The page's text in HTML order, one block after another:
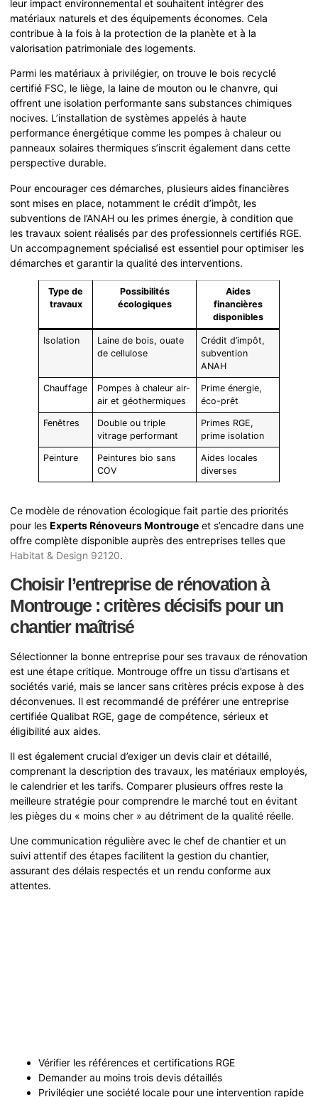
leur impact environnemental et souhaitent intégrer des
matériaux naturels et des équipements économes. Cela
contribue à la fois à la protection de la planète et à la
valorisation patrimoniale des logements.
Parmi les matériaux à privilégier, on trouve le bois recyclé
certifié FSC, le liège, la laine de mouton ou le chanvre, qui
offrent une isolation performante sans substances chimiques
nocives. L’installation de systèmes appelés à haute
performance énergétique comme les pompes à chaleur ou
panneaux solaires thermiques s’inscrit également dans cette
perspective durable.
Pour encourager ces démarches, plusieurs aides financières
sont mises en place, notamment le crédit d’impôt, les
subventions de l’ANAH ou les primes énergie, à condition que
les travaux soient réalisés par des professionnels certifiés RGE.
Un accompagnement spécialisé est essentiel pour optimiser les
démarches et garantir la qualité des interventions.
Type de
travaux
Possibilités
écologiques
Aides
financières
disponibles
Isolation
Laine de bois, ouate
de cellulose
Crédit d’impôt,
subvention
ANAH
Chauffage
Pompes à chaleur air-
air et géothermiques
Prime énergie,
éco-prêt
Fenêtres
Double ou triple
vitrage performant
Primes RGE,
prime isolation
Peinture
Peintures bio sans
COV
Aides locales
diverses
Ce modèle de rénovation écologique fait partie des priorités
pour les Experts Rénoveurs Montrouge et s’encadre dans une
offre complète disponible auprès des entreprises telles que
Habitat & Design 92120.
Choisir l’entreprise de rénovation à
Montrouge : critères décisifs pour un
chantier maîtrisé
Sélectionner la bonne entreprise pour ses travaux de rénovation
est une étape critique. Montrouge offre un tissu d’artisans et
sociétés varié, mais se lancer sans critères précis expose à des
déconvenues. Il est recommandé de préférer une entreprise
certifiée Qualibat RGE, gage de compétence, sérieux et
éligibilité aux aides.
Il est également crucial d’exiger un devis clair et détaillé,
comprenant la description des travaux, les matériaux employés,
le calendrier et les tarifs. Comparer plusieurs offres reste la
meilleure stratégie pour comprendre le marché tout en évitant
les pièges du « moins cher » au détriment de la qualité réelle.
Une communication régulière avec le chef de chantier et un
suivi attentif des étapes facilitent la gestion du chantier,
assurant des délais respectés et un rendu conforme aux
attentes.
Vérifier les références et certifications RGE
Demander au moins trois devis détaillés
Privilégier une société locale pour une intervention rapide